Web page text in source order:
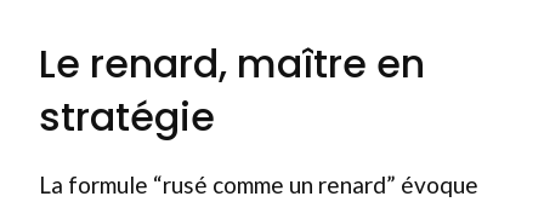
Le renard, maître en
stratégie
La formule “rusé comme un renard” évoque